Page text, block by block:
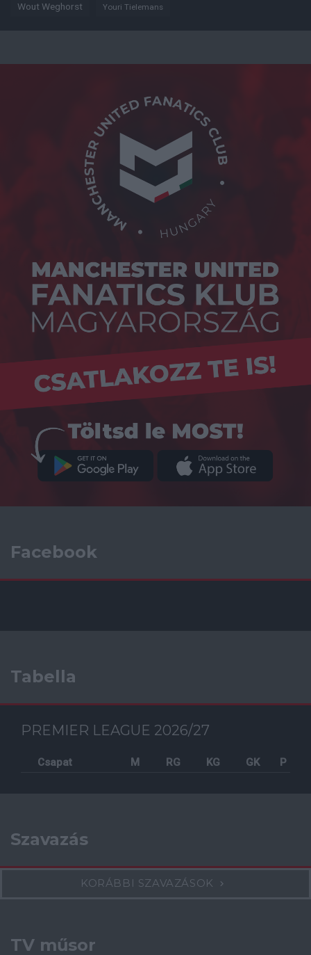
Wout Weghorst Youri Tielemans
Facebook
Tabella
PREMIER LEAGUE 2026/27
Csapat M RG KG GK P
Szavazás
KORÁBBI SZAVAZÁSOK
TV műsor